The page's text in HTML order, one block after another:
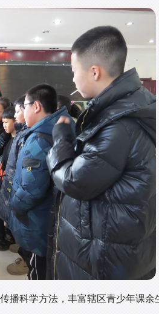
播科学方法，丰富辖区青少年课